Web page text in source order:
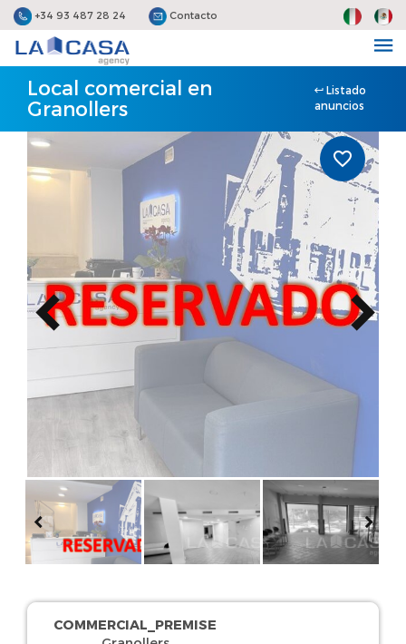
+34 93 487 28 24 Contacto
Local comercial en
Granollers
Listado
anuncios
COMMERCIAL_PREMISE